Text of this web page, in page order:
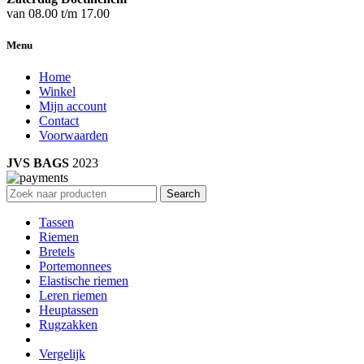
van 08.00 t/m 17.00
Menu
Home
Winkel
Mijn account
Contact
Voorwaarden
JVS BAGS 2023
Search
Tassen
Riemen
Bretels
Portemonnees
Elastische riemen
Leren riemen
Heuptassen
Rugzakken
Vergelijk